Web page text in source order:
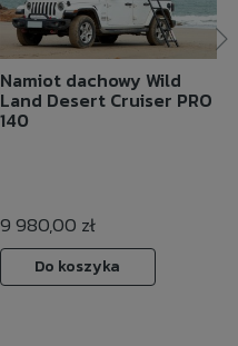
Namiot dachowy Wild
Land Desert Cruiser PRO
140
9 980,00 zł
Do koszyka